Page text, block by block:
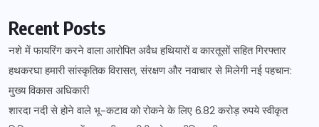
Recent Posts
नशे में फायरिंग करने वाला आरोपित अवैध हथियारों व कारतूसों सहित गिरफ्तार
हथकरघा हमारी सांस्कृतिक विरासत, संरक्षण और नवाचार से मिलेगी नई पहचान:
मुख्य विकास अधिकारी
शारदा नदी से होने वाले भू-कटाव को रोकने के लिए 6.82 करोड़ रुपये स्वीकृत